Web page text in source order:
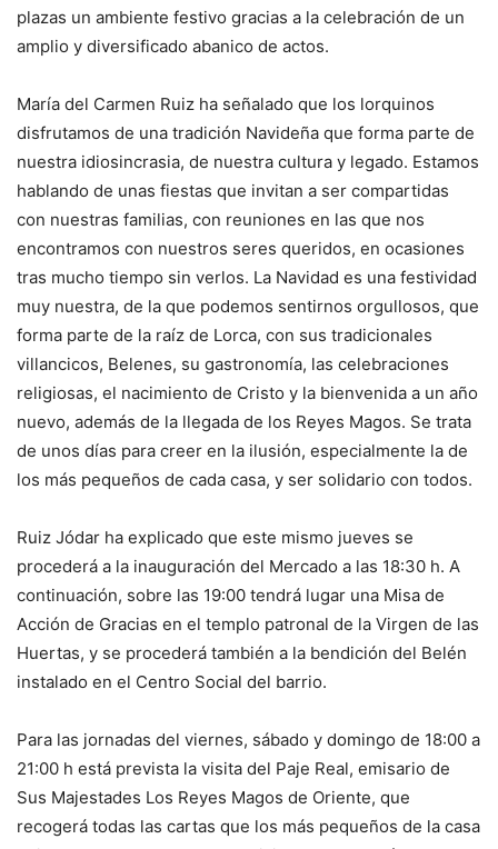
plazas un ambiente festivo gracias a la celebración de un
amplio y diversificado abanico de actos.
María del Carmen Ruiz ha señalado que los lorquinos
disfrutamos de una tradición Navideña que forma parte de
nuestra idiosincrasia, de nuestra cultura y legado. Estamos
hablando de unas fiestas que invitan a ser compartidas
con nuestras familias, con reuniones en las que nos
encontramos con nuestros seres queridos, en ocasiones
tras mucho tiempo sin verlos. La Navidad es una festividad
muy nuestra, de la que podemos sentirnos orgullosos, que
forma parte de la raíz de Lorca, con sus tradicionales
villancicos, Belenes, su gastronomía, las celebraciones
religiosas, el nacimiento de Cristo y la bienvenida a un año
nuevo, además de la llegada de los Reyes Magos. Se trata
de unos días para creer en la ilusión, especialmente la de
los más pequeños de cada casa, y ser solidario con todos.
Ruiz Jódar ha explicado que este mismo jueves se
procederá a la inauguración del Mercado a las 18:30 h. A
continuación, sobre las 19:00 tendrá lugar una Misa de
Acción de Gracias en el templo patronal de la Virgen de las
Huertas, y se procederá también a la bendición del Belén
instalado en el Centro Social del barrio.
Para las jornadas del viernes, sábado y domingo de 18:00 a
21:00 h está prevista la visita del Paje Real, emisario de
Sus Majestades Los Reyes Magos de Oriente, que
recogerá todas las cartas que los más pequeños de la casa